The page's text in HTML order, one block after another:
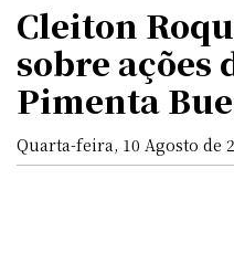
Cleiton
sobre ações
Pimenta
Quarta-feira, 10 Agosto de